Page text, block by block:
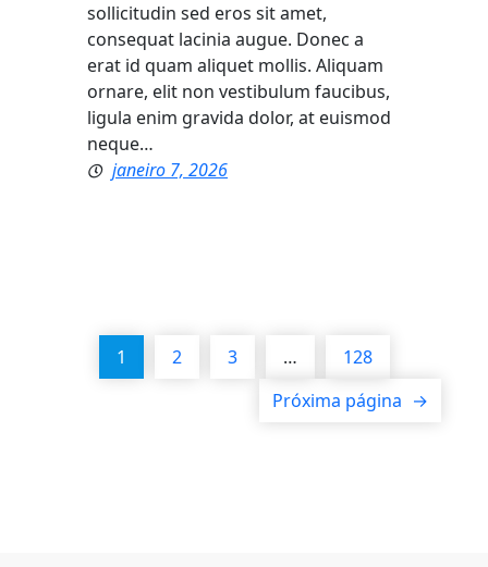
sollicitudin sed eros sit amet,
consequat lacinia augue. Donec a
erat id quam aliquet mollis. Aliquam
ornare, elit non vestibulum faucibus,
ligula enim gravida dolor, at euismod
neque…
janeiro 7, 2026
1 2 3 …
128
Próxima página →